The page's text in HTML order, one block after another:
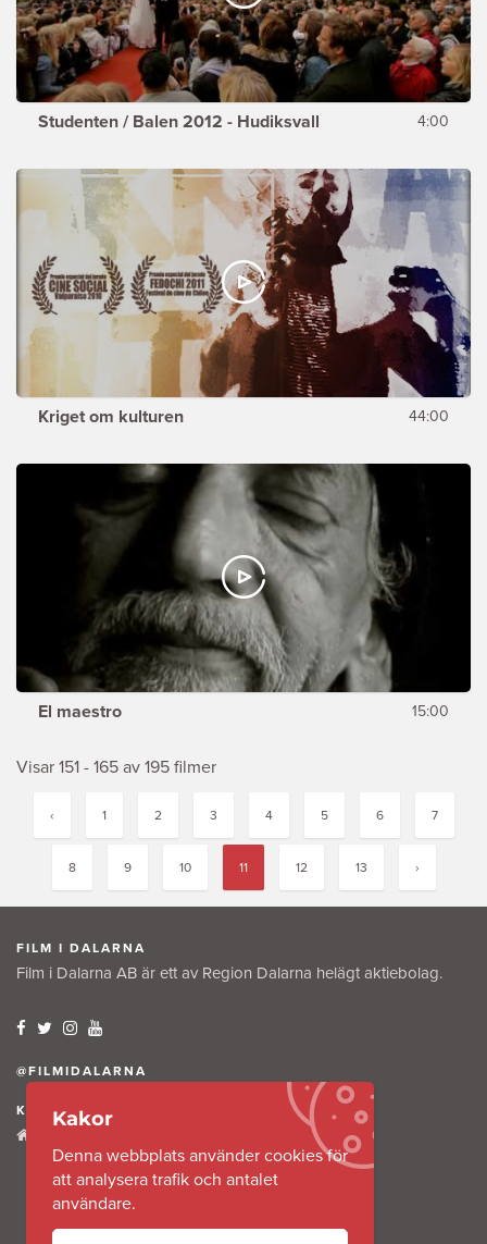
Studenten / Balen 2012 - Hudiksvall 4:00
Kriget om kulturen 44:00
El maestro 15:00
Visar 151 - 165 av 195 filmer
‹ 1 2 3 4 5 6 7
8 9 10 11 12 13 ›
FILM I DALARNA
Film i Dalarna AB är ett av Region Dalarna helägt aktiebolag.
@FILMIDALARNA
KONTAKTA OSS
791 31 Falun
Kakor
Denna webbplats använder cookies för
att analysera trafik och antalet
användare.